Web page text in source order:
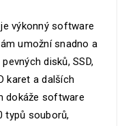
je výkonný software
umožní snadno a
disků, SSD,
karet a dalších
dokáže software
typů souborů,